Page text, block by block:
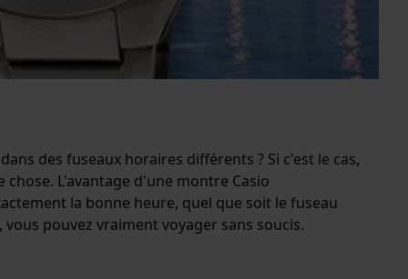
des fuseaux horaires différents ? Si c'est le cas,
L'avantage d'une montre Casio
la bonne heure, quel que soit le fuseau
pouvez vraiment voyager sans soucis.